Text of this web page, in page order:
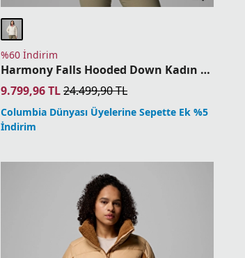
%60 İndirim
Harmony Falls Hooded Down Kadın Kaz Tüyü Mont
9.799,96TL24.499,90TL
Columbia Dünyası Üyelerine Sepette Ek %5
İndirim